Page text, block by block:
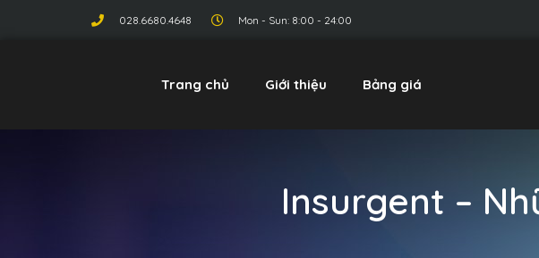
028.6680.4648 Mon - Sun: 8:00 - 24:00
Trang chủ Giới thiệu Bảng giá
Insurgent –